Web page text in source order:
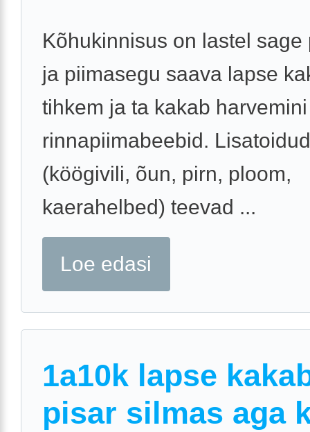
Kõhukinnisus on lastel sage
ja piimasegu saava lapse
tihkem ja ta kakab
rinnapiimabeebid. Lisatoidud
(köögivili, õun, pirn, ploom,
kaerahelbed) teevad ...
Loe edasi
1a10k lapse
pisar silmas aga